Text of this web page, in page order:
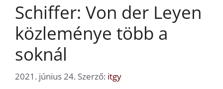
Schiffer: Von der Leyen
közleménye több a
soknál
2021. június 24. Szerző: itgy